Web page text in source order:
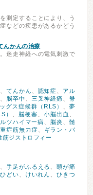
測定することにより、う
などの疾患があるかどう
んかんの治療
迷走神経への電気刺激で
、 てんかん 、 認知症、 アル
、 脳卒中 、 三叉神経痛 、 脊
グス症候群（RLS） 、夢
） 、 脳梗塞、小脳出血 、
ツハイマー病、 脳炎 、髄
重症筋無力症、
ギラン・バ
筋ジストロフィー
、 手足がふるえる 、頭が痛
どい、 けいれん 、ひきつ